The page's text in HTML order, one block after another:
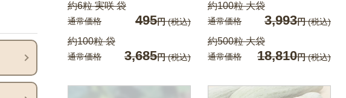
約6粒 実咲 袋
通常価格 495円(税込)
約100粒 袋
通常価格 3,685円(税込)
約100粒 大袋
通常価格 3,993円(税込)
約500粒 大袋
通常価格 18,810円(税込)